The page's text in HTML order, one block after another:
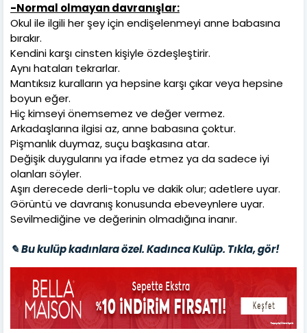
-Normal olmayan davranışlar:
Okul ile ilgili her şey için endişelenmeyi anne babasına
bırakır.
Kendini karşı cinsten kişiyle özdeşleştirir.
Aynı hataları tekrarlar.
Mantıksız kuralların ya hepsine karşı çıkar veya hepsine
boyun eğer.
Hiç kimseyi önemsemez ve değer vermez.
Arkadaşlarına ilgisi az, anne babasına çoktur.
Pişmanlık duymaz, suçu başkasına atar.
Değişik duygularını ya ifade etmez ya da sadece iyi
olanları söyler.
Aşırı derecede derli-toplu ve dakik olur; adetlere uyar.
Görüntü ve davranış konusunda ebeveynlere uyar.
Sevilmediğine ve değerinin olmadığına inanır.
✎ Bu kulüp kadınlara özel. Kadınca Kulüp. Tıkla, gör!